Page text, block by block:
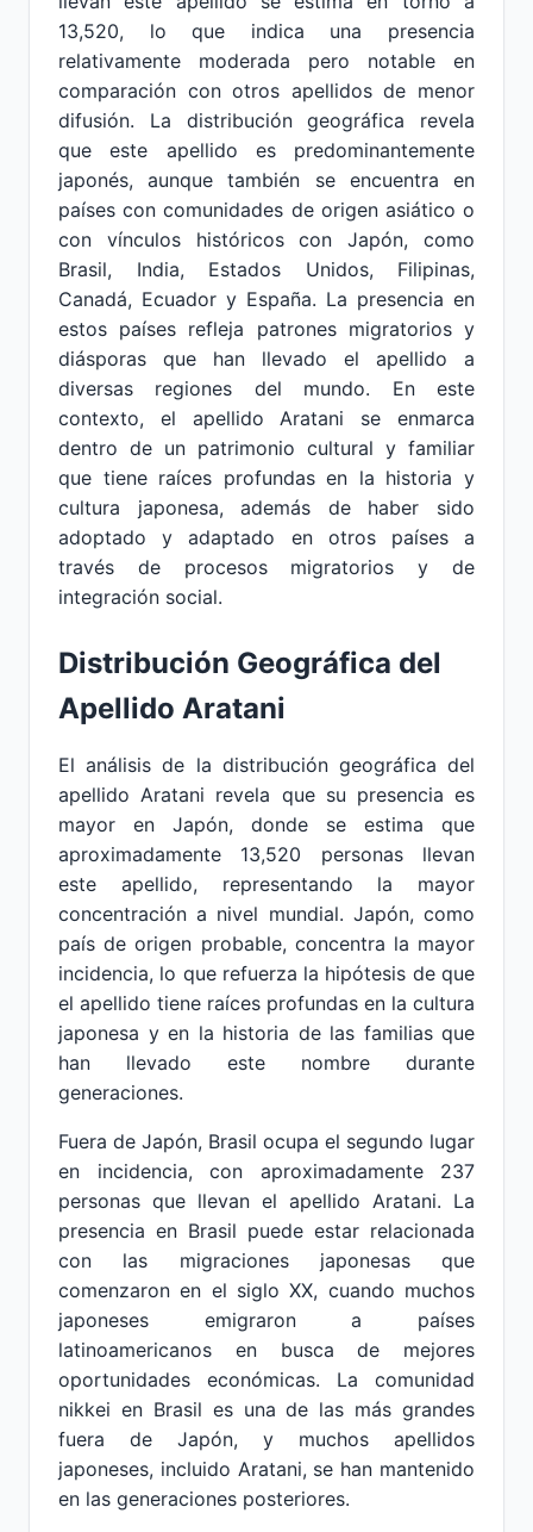
13,520, lo que indica una presencia
relativamente moderada pero notable en
comparación con otros apellidos de menor
difusión. La distribución geográfica revela
que este apellido es predominantemente
japonés, aunque también se encuentra en
países con comunidades de origen asiático o
con vínculos históricos con Japón, como
Brasil, India, Estados Unidos, Filipinas,
Canadá, Ecuador y España. La presencia en
estos países refleja patrones migratorios y
diásporas que han llevado el apellido a
diversas regiones del mundo. En este
contexto, el apellido Aratani se enmarca
dentro de un patrimonio cultural y familiar
que tiene raíces profundas en la historia y
cultura japonesa, además de haber sido
adoptado y adaptado en otros países a
través de procesos migratorios y de
integración social.
Distribución Geográfica del
Apellido Aratani
El análisis de la distribución geográfica del
apellido Aratani revela que su presencia es
mayor en Japón, donde se estima que
aproximadamente 13,520 personas llevan
este apellido, representando la mayor
concentración a nivel mundial. Japón, como
país de origen probable, concentra la mayor
incidencia, lo que refuerza la hipótesis de que
el apellido tiene raíces profundas en la cultura
japonesa y en la historia de las familias que
han llevado este nombre durante
generaciones.
Fuera de Japón, Brasil ocupa el segundo lugar
en incidencia, con aproximadamente 237
personas que llevan el apellido Aratani. La
presencia en Brasil puede estar relacionada
con las migraciones japonesas que
comenzaron en el siglo XX, cuando muchos
japoneses emigraron a países
latinoamericanos en busca de mejores
oportunidades económicas. La comunidad
nikkei en Brasil es una de las más grandes
fuera de Japón, y muchos apellidos
japoneses, incluido Aratani, se han mantenido
en las generaciones posteriores.